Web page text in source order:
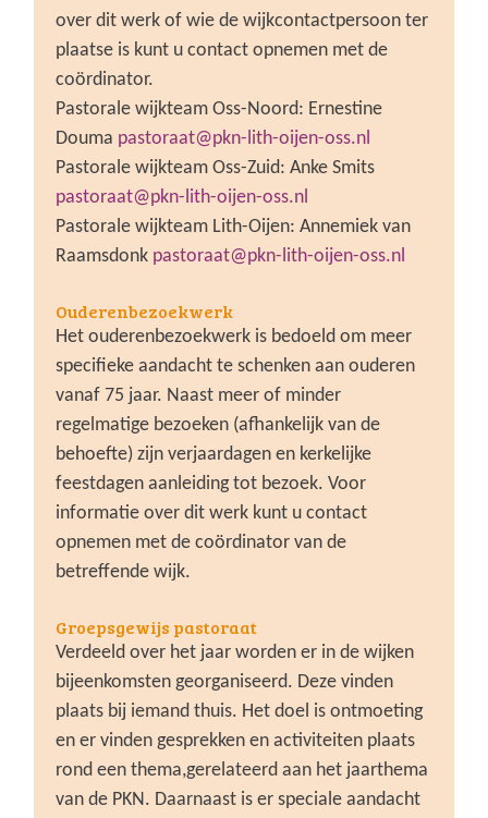
over dit werk of wie de wijkcontactpersoon ter
plaatse is kunt u contact opnemen met de
coördinator.
Pastorale wijkteam Oss-Noord: Ernestine
Douma pastoraat@pkn-lith-oijen-oss.nl
Pastorale wijkteam Oss-Zuid: Anke Smits
pastoraat@pkn-lith-oijen-oss.nl
Pastorale wijkteam Lith-Oijen: Annemiek van
Raamsdonk pastoraat@pkn-lith-oijen-oss.nl
Ouderenbezoekwerk
Het ouderenbezoekwerk is bedoeld om meer
specifieke aandacht te schenken aan ouderen
vanaf 75 jaar. Naast meer of minder
regelmatige bezoeken (afhankelijk van de
behoefte) zijn verjaardagen en kerkelijke
feestdagen aanleiding tot bezoek. Voor
informatie over dit werk kunt u contact
opnemen met de coördinator van de
betreffende wijk.
Groepsgewijs pastoraat
Verdeeld over het jaar worden er in de wijken
bijeenkomsten georganiseerd. Deze vinden
plaats bij iemand thuis. Het doel is ontmoeting
en er vinden gesprekken en activiteiten plaats
rond een thema,gerelateerd aan het jaarthema
van de PKN. Daarnaast is er speciale aandacht